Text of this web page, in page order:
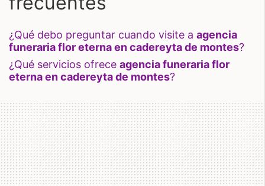
¿qué debo preguntar cuando visite a agencia
funeraria flor eterna en cadereyta de montes?
¿qué servicios ofrece agencia funeraria flor
eterna en cadereyta de montes?